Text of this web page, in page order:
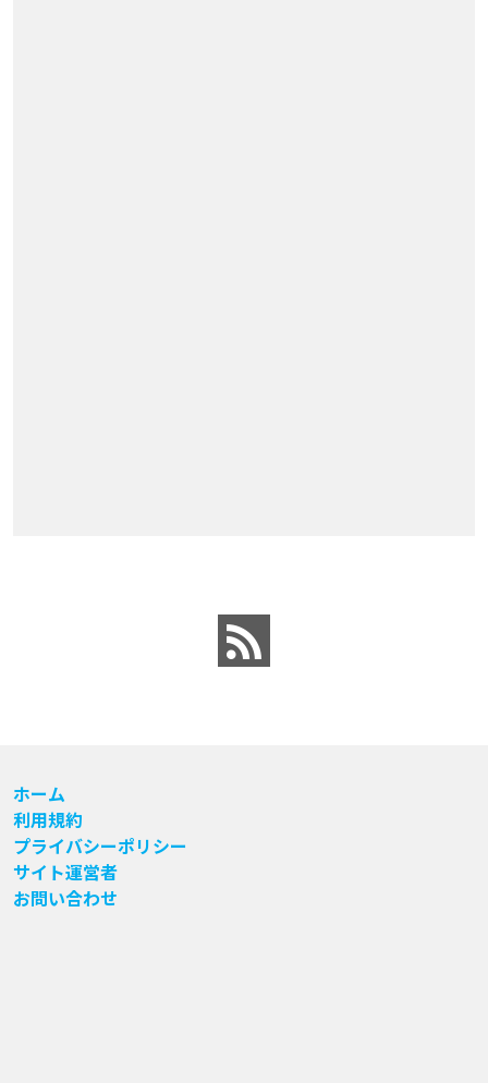
ホーム
利用規約
プライバシーポリシー
サイト運営者
お問い合わせ